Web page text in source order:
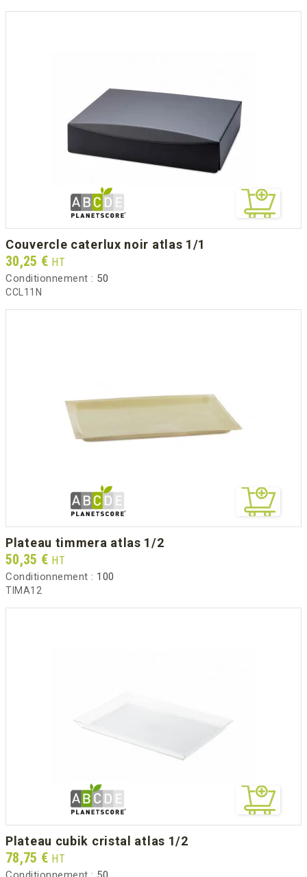
couvercle caterlux noir atlas 1/1
Prix
30,25 € HT
Conditionnement : 50
CCL11N
plateau timmera atlas 1/2
Prix
50,35 € HT
Conditionnement : 100
TIMA12
plateau cubik cristal atlas 1/2
Prix
78,75 € HT